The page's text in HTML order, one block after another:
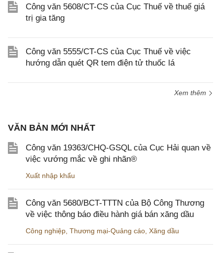
Công văn 5608/CT-CS của Cục Thuế về thuế giá
trị gia tăng
Công văn 5555/CT-CS của Cục Thuế về việc
hướng dẫn quét QR tem điện tử thuốc lá
Xem thêm
VĂN BẢN MỚI NHẤT
Công văn 19363/CHQ-GSQL của Cục Hải quan về
việc vướng mắc về ghi nhãn®
Xuất nhập khẩu
Công văn 5680/BCT-TTTN của Bộ Công Thương
về việc thông báo điều hành giá bán xăng dầu
Công nghiệp Thương mại-Quảng cáo Xăng dầu